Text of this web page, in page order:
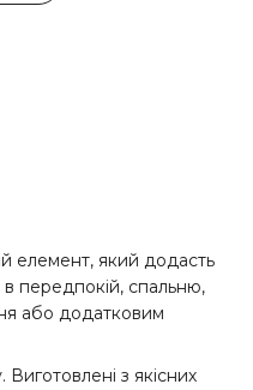
елемент, який додасть
передпокій, спальню,
або додатковим
з якісних